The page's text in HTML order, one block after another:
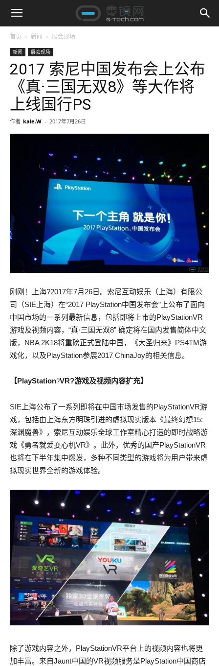
首页 新闻 展会现场
新闻 展会现场
2017 索尼中国发布会上公布
《真·三国无双8》等大作将
上线国行PS
作者 kale.W - 2017年7月26日
刚刚！上海?2017年7月26日。索尼互动娱乐（上海）有限公
司（SIE上海）在“2017 PlayStation中国发布会”上公布了面向
中国市场的一系列最新信息，包括即将上市的PlayStationVR
游戏及视频内容，“真·三国无双8” 确定将在国内发售简体中文
版，NBA 2K18将重磅正式登陆中国，《大圣归来》PS4TM游
戏化，以及PlayStation参展2017 ChinaJoy的相关信息。
【PlayStation?VR?游戏及视频内容扩充】
SIE上海公布了一系列即将在中国市场发售的PlayStationVR游
戏，包括由上海东方明珠引进的虚拟现实版本《最终幻想15:
深渊魔兽》，索尼互动娱乐全球工作室精心打造的即时战略游
戏《勇者就爱耍心机VR》。此外，优秀的国产PlayStationVR
也将在下半年集中爆发，多种不同类型的游戏将为用户带来虚
拟现实世界全新的游戏体验。
除了游戏内容之外，PlayStationVR平台上的视频内容也将更
加丰富。来自Jaunt中国的VR视频服务是PlayStation中国商店